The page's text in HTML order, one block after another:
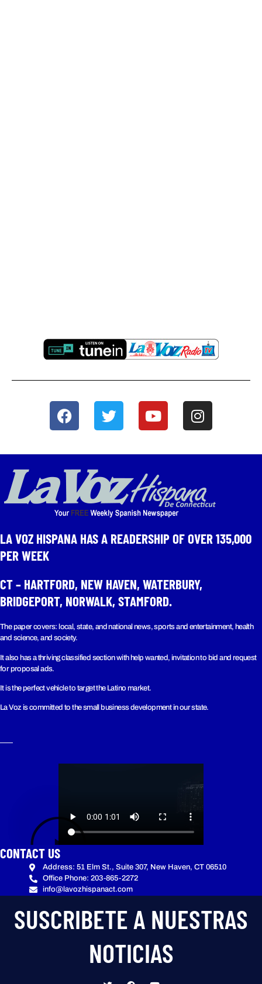
LA VOZ HISPANA HAS A READERSHIP OF OVER 135,000
PER WEEK​
CT – HARTFORD, NEW HAVEN, WATERBURY,
BRIDGEPORT, NORWALK, STAMFORD.
The paper covers: local, state, and national news, sports and entertainment, health
and science, and society.
It also has a thriving classified section with help wanted, invitation to bid and request
for proposal ads.
It is the perfect vehicle to target the Latino market.
La Voz is committed to the small business development in our state.
CONTACT US
Address: 51 Elm St., Suite 307, New Haven, CT 06510
Office Phone: 203-865-2272
info@lavozhispanact.com
SUSCRIBETE A NUESTRAS
NOTICIAS